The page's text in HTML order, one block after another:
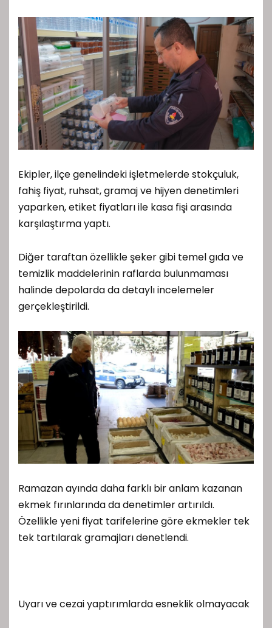
Ekipler, ilçe genelindeki işletmelerde stokçuluk,
fahiş fiyat, ruhsat, gramaj ve hijyen denetimleri
yaparken, etiket fiyatları ile kasa fişi arasında
karşılaştırma yaptı.
Diğer taraftan özellikle şeker gibi temel gıda ve
temizlik maddelerinin raflarda bulunmaması
halinde depolarda da detaylı incelemeler
gerçekleştirildi.
Ramazan ayında daha farklı bir anlam kazanan
ekmek fırınlarında da denetimler artırıldı.
Özellikle yeni fiyat tarifelerine göre ekmekler tek
tek tartılarak gramajları denetlendi.
Uyarı ve cezai yaptırımlarda esneklik olmayacak